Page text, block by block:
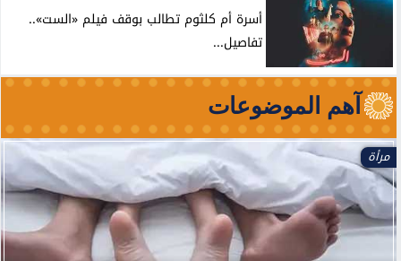
أسرة أم كلثوم تطالب بوقف فيلم «الست»..
تفاصيل...
آهم الموضوعات
مرأة